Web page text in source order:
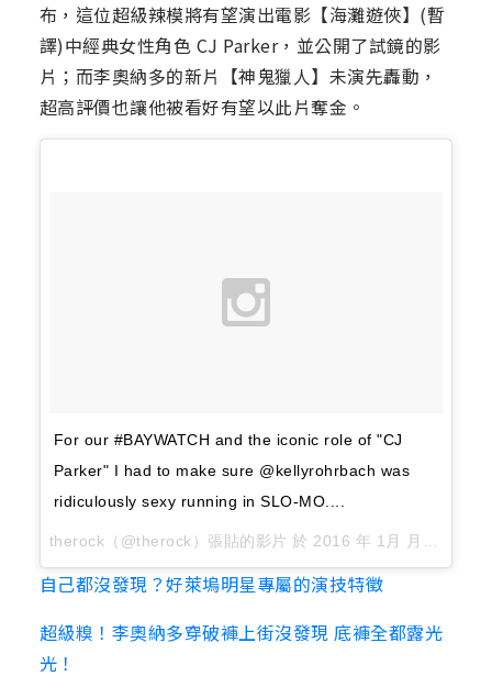
布，這位超級辣模將有望演出電影【海灘遊俠】(暫
譯)中經典女性角色 CJ Parker，並公開了試鏡的影
片；而李奧納多的新片【神鬼獵人】未演先轟動，
超高評價也讓他被看好有望以此片奪金。
For our #BAYWATCH and the iconic role of "CJ
Parker" I had to make sure @kellyrohrbach was
ridiculously sexy running in SLO-MO....
therock（@therock）張貼的影片 於 2016 年 1月 月 4 10:01上午 PST
自己都沒發現？好萊塢明星專屬的演技特徵
超級糗！李奧納多穿破褲上街沒發現 底褲全都露光
光！